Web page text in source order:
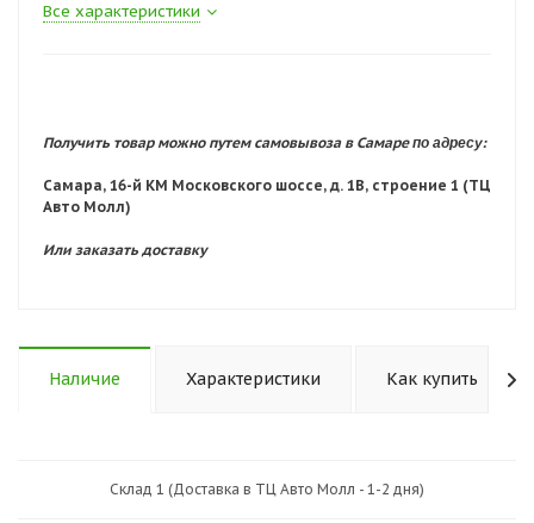
Все характеристики
Получить товар можно путем самовывоза в Самарепо адресу:
Самара, 16-й КМ Московского шоссе, д. 1В, строение 1 (ТЦ
Авто Молл)
Или заказать доставку
Наличие Характеристики Как купить
Склад 1 (Доставка в ТЦ Авто Молл - 1-2 дня)